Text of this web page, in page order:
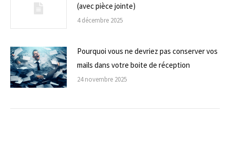
(avec pièce jointe)
4 décembre 2025
Pourquoi vous ne devriez pas conserver vos
mails dans votre boite de réception
24 novembre 2025